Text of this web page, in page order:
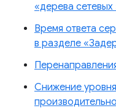
«дерева
Время ответа
в разделе
Снижение